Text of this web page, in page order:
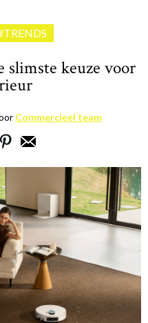
slimste keuze voor
Commercieel team